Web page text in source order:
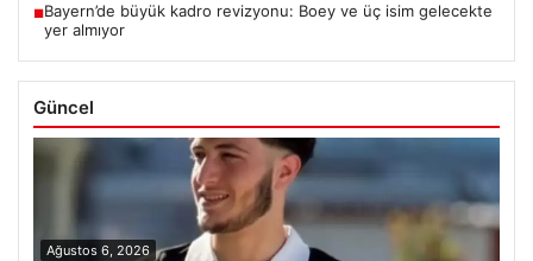
■Bayern’de büyük kadro revizyonu: Boey ve üç isim gelecekte
yer almıyor
Güncel
Ağustos 6, 2026